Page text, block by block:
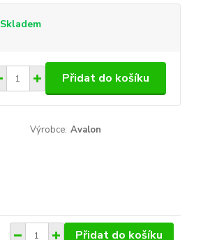
Skladem
Přidat do košíku
Výrobce: Avalon
Přidat do košíku